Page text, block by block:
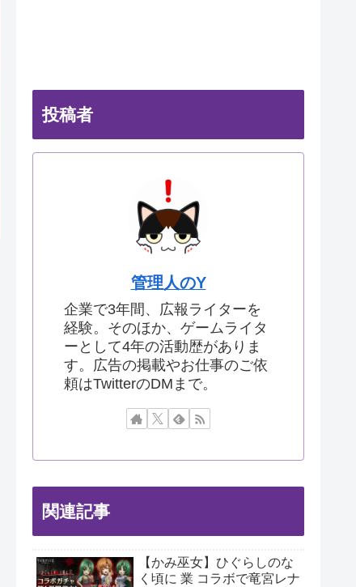
投稿者
管理人のY
企業で3年間、広報ライターを
経験。そのほか、ゲームライタ
ーとして4年の活動歴がありま
す。広告の掲載やお仕事のご依
頼はTwitterのDMまで。
関連記事
【かみ巫女】ひぐらしのな
く頃に 業 コラボで竜宮レナ